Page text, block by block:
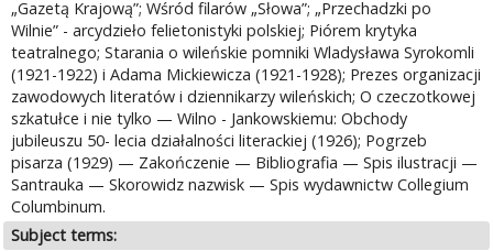
„Gazetą Krajową”; Wśród filarów „Słowa”; „Przechadzki po
Wilnie” - arcydzieło felietonistyki polskiej; Piórem krytyka
teatralnego; Starania o wileńskie pomniki Wladysława Syrokomli
(1921-1922) i Adama Mickiewicza (1921-1928); Prezes organizacji
zawodowych literatów i dziennikarzy wileńskich; O czeczotkowej
szkatułce i nie tylko — Wilno - Jankowskiemu: Obchody
jubileuszu 50- lecia działalności literackiej (1926); Pogrzeb
pisarza (1929) — Zakończenie — Bibliografia — Spis ilustracji —
Santrauka — Skorowidz nazwisk — Spis wydawnictw Collegium
Columbinum.
Subject terms: